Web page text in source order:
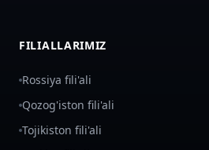
FILIALLARIMIZ
Rossiya fili'ali
Qozog'iston fili'ali
Tojikiston fili'ali